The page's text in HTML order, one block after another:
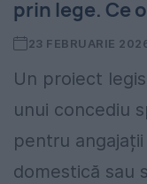
prin lege. Ce
23 FEBRUARIE
Un proiect
unui concediu
pentru
domestică sau